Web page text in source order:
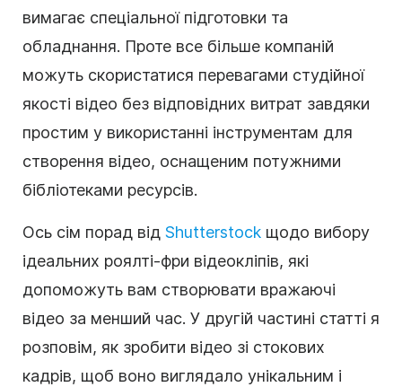
вимагає спеціальної підготовки та
обладнання. Проте все більше компаній
можуть скористатися перевагами студійної
якості відео без відповідних витрат завдяки
простим у використанні інструментам для
створення відео, оснащеним потужними
бібліотеками ресурсів.
Ось сім порад від Shutterstock щодо вибору
ідеальних роялті-фри відеокліпів, які
допоможуть вам створювати вражаючі
відео за менший час. У другій частині статті я
розповім, як зробити відео зі стокових
кадрів, щоб воно виглядало унікальним і